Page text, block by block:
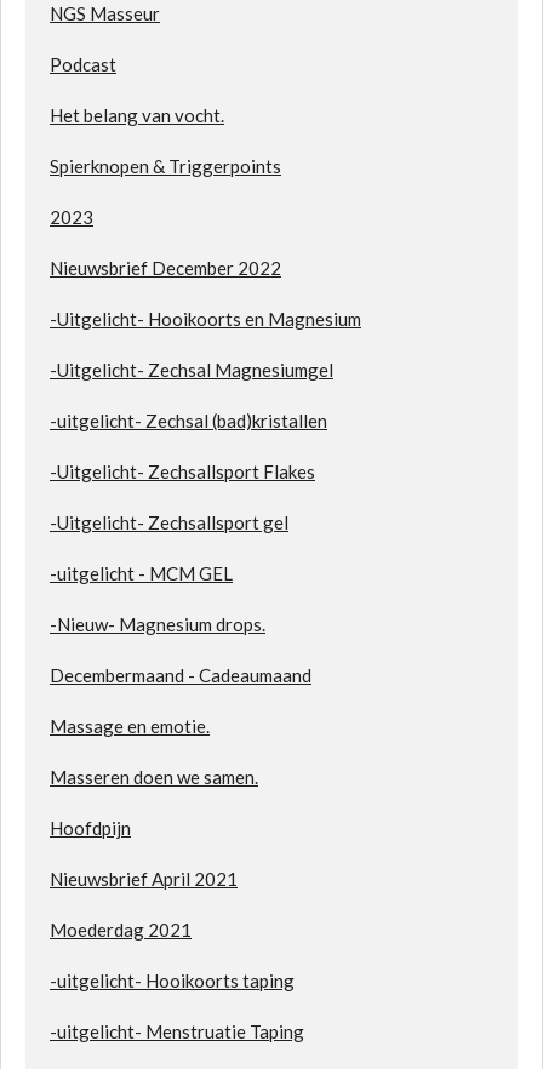
NGS Masseur
Podcast
Het belang van vocht.
Spierknopen & Triggerpoints
2023
Nieuwsbrief December 2022
-Uitgelicht- Hooikoorts en Magnesium
-Uitgelicht- Zechsal Magnesiumgel
-uitgelicht- Zechsal (bad)kristallen
-Uitgelicht- Zechsallsport Flakes
-Uitgelicht- Zechsallsport gel
-uitgelicht - MCM GEL
-Nieuw- Magnesium drops.
Decembermaand - Cadeaumaand
Massage en emotie.
Masseren doen we samen.
Hoofdpijn
Nieuwsbrief April 2021
Moederdag 2021
-uitgelicht- Hooikoorts taping
-uitgelicht- Menstruatie Taping